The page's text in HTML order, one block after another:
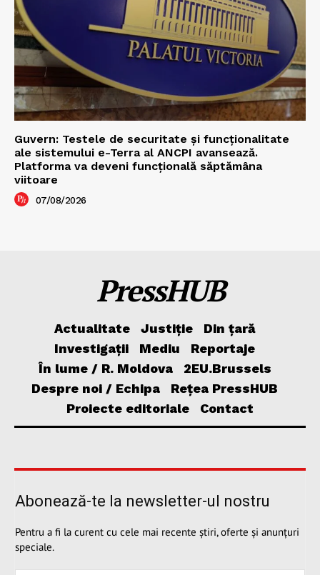
Guvern: Testele de securitate și funcționalitate
ale sistemului e-Terra al ANCPI avansează.
Platforma va deveni funcțională săptămâna
viitoare
07/08/2026
PressHUB
Actualitate Justiție
Din țară
Investigații
Mediu
Reportaje
În lume / R. Moldova
2EU.Brussels
Despre noi / Echipa
Rețea PressHUB
Proiecte editoriale
Contact
Abonează-te la newsletter-ul nostru
Pentru a fi la curent cu cele mai recente știri, oferte și anunțuri
speciale.